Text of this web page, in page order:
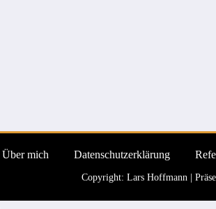
Über mich Datenschutzerklärung
Copyright: Lars Hoffmann |